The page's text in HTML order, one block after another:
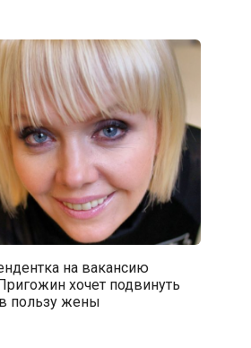
на вакансию
хочет подвинуть
пользу жены